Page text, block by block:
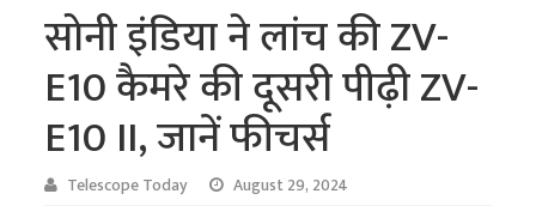
सोनी इंडिया ने लांच की ZV-
E10 कैमरे की दूसरी पीढ़ी ZV-
E10 II, जानें फीचर्स
Telescope Today August 29, 2024